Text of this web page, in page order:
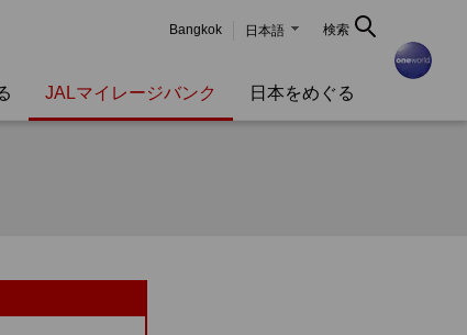
Bangkok 日本語 検索
JALマイレージバンク 日本をめぐる